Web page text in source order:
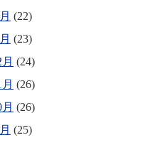
(22)
(23)
(24)
(26)
(26)
(25)